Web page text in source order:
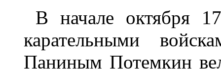
В начале октября
карательными
Паниным Потемкин